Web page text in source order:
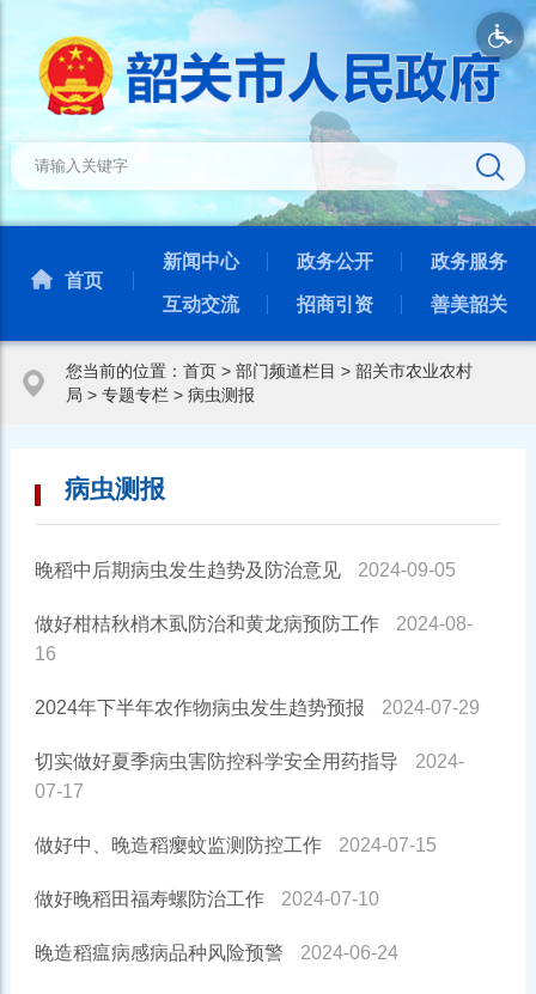
首页
新闻中心 政务公开 政务服务
互动交流 招商引资 善美韶关
您当前的位置： 首页> 部门频道栏目 > 韶关市农业农村
局 > 专题专栏> 病虫测报
病虫测报
晚稻中后期病虫发生趋势及防治意见 2024-09-05
做好柑桔秋梢木虱防治和黄龙病预防工作
2024-08-
16
2024年下半年农作物病虫发生趋势预报 2024-07-29
切实做好夏季病虫害防控科学安全用药指导
2024-
07-17
做好中、晚造稻瘿蚊监测防控工作 2024-07-15
做好晚稻田福寿螺防治工作 2024-07-10
晚造稻瘟病感病品种风险预警 2024-06-24